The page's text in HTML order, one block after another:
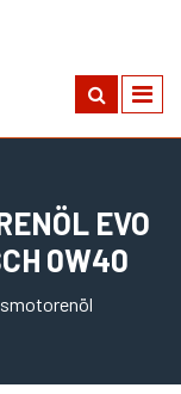
EVO
0W40